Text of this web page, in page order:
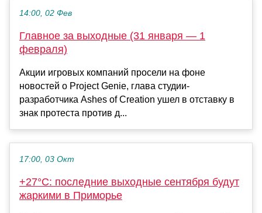
14:00, 02 Фев
Главное за выходные (31 января — 1
февраля)
Акции игровых компаний просели на фоне
новостей о Project Genie, глава студии-
разработчика Ashes of Creation ушел в отставку в
знак протеста против д...
17:00, 03 Окт
+27°C: последние выходные сентября будут
жаркими в Приморье